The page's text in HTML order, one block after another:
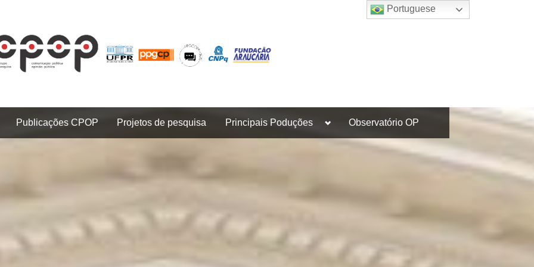
Publicações CPOP Projetos de pesquisa Principais Poduções
Toggle
menu
Observatório OP
Portuguese